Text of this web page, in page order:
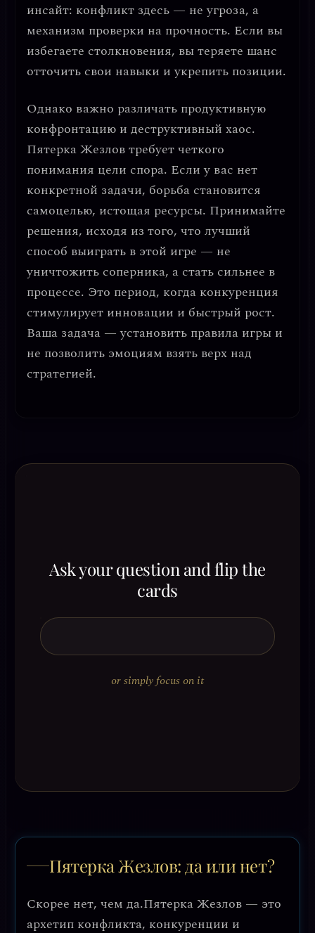
инсайт: конфликт здесь — не угроза, а
механизм проверки на прочность. Если вы
избегаете столкновения, вы теряете шанс
отточить свои навыки и укрепить позиции.
Однако важно различать продуктивную
конфронтацию и деструктивный хаос.
Пятерка Жезлов требует четкого
понимания цели спора. Если у вас нет
конкретной задачи, борьба становится
самоцелью, истощая ресурсы. Принимайте
решения, исходя из того, что лучший
способ выиграть в этой игре — не
уничтожить соперника, а стать сильнее в
процессе. Это период, когда конкуренция
стимулирует инновации и быстрый рост.
Ваша задача — установить правила игры и
не позволить эмоциям взять верх над
стратегией.
Ask your question and flip the
cards
or simply focus on it
Пятерка Жезлов: да или нет?
Скорее нет, чем да.Пятерка Жезлов — это
архетип конфликта, конкуренции и